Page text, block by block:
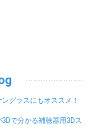
ングラスにもオススメ！
で分かる補聴器用3Dス